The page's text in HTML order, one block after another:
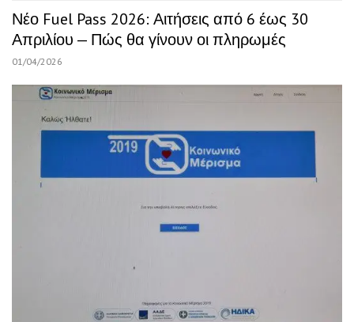
Νέο Fuel Pass 2026: Αιτήσεις από 6 έως 30
Απριλίου — Πώς θα γίνουν οι πληρωμές
01/04/2026